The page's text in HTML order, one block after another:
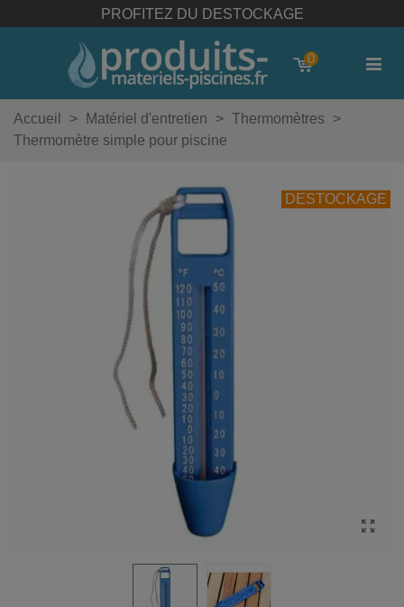
PROFITEZ DU DESTOCKAGE
0
Accueil > Matériel d'entretien > Thermomètres
>
Thermomètre simple pour piscine
DESTOCKAGE